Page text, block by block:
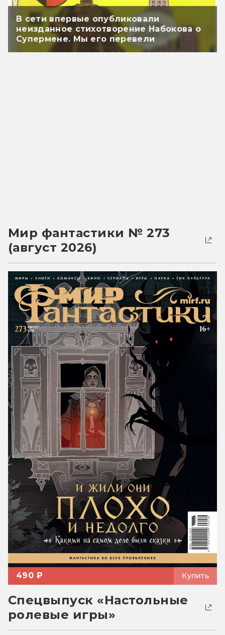
В сети впервые опубликовали
неизданное стихотворение Набокова о
Супермене. Мы его перевели
Мир фантастики № 273
(август 2026)
490 ₽ Купить
Спецвыпуск «Настольные
ролевые игры»